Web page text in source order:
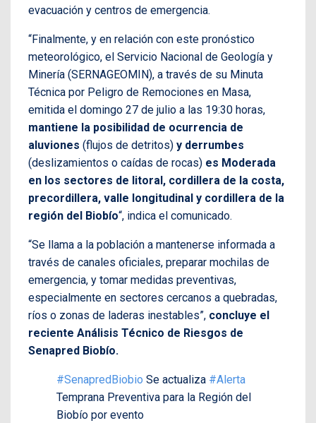
evacuación y centros de emergencia.
“Finalmente, y en relación con este pronóstico
meteorológico, el Servicio Nacional de Geología y
Minería (SERNAGEOMIN), a través de su Minuta
Técnica por Peligro de Remociones en Masa,
emitida el domingo 27 de julio a las 19:30 horas,
mantiene la posibilidad de ocurrencia de
aluviones (flujos de detritos) y derrumbes
(deslizamientos o caídas de rocas) es Moderada
en los sectores de litoral, cordillera de la costa,
precordillera, valle longitudinal y cordillera de la
región del Biobío“, indica el comunicado.
“Se llama a la población a mantenerse informada a
través de canales oficiales, preparar mochilas de
emergencia, y tomar medidas preventivas,
especialmente en sectores cercanos a quebradas,
ríos o zonas de laderas inestables”, concluye el
reciente Análisis Técnico de Riesgos de
Senapred Biobío.
#SenapredBiobio Se actualiza #Alerta
Temprana Preventiva para la Región del
Biobío por evento